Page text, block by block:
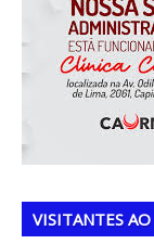
VISITANTES